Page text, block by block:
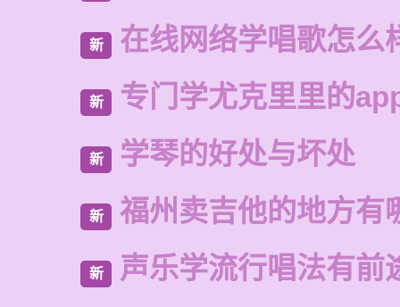
新 在线网络学唱歌怎么
新 专门学尤克里里的
新 学琴的好处与坏处
新 福州卖吉他的地方有
新 声乐学流行唱法有前